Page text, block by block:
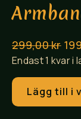
299,00kr Det
Endast 1 kvar i
Armband
"Bäckpärla"
Lägg till i